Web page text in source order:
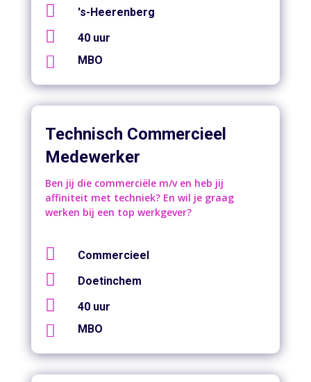
 's-Heerenberg
 40 uur
 MBO
Technisch Commercieel
Medewerker
Ben jij die commerciële m/v en heb jij
affiniteit met techniek? En wil je graag
werken bij een top werkgever?
 Commercieel
 Doetinchem
 40 uur
 MBO